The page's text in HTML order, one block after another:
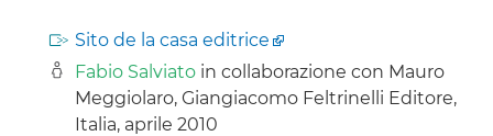
Sito de la casa editrice
Fabio Salviato in collaborazione con Mauro
Meggiolaro, Giangiacomo Feltrinelli Editore,
Italia, aprile 2010